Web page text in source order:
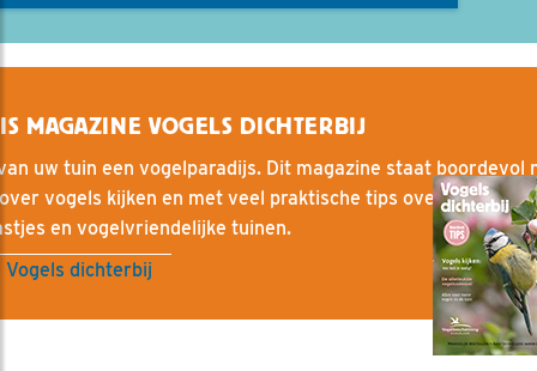
MAGAZINE VOGELS DICHTERBIJ
uw tuin een vogelparadijs. Dit magazine staat boordevol
vogels kijken en met veel praktische tips over vogels
en vogelvriendelijke tuinen.
Vogels dichterbij